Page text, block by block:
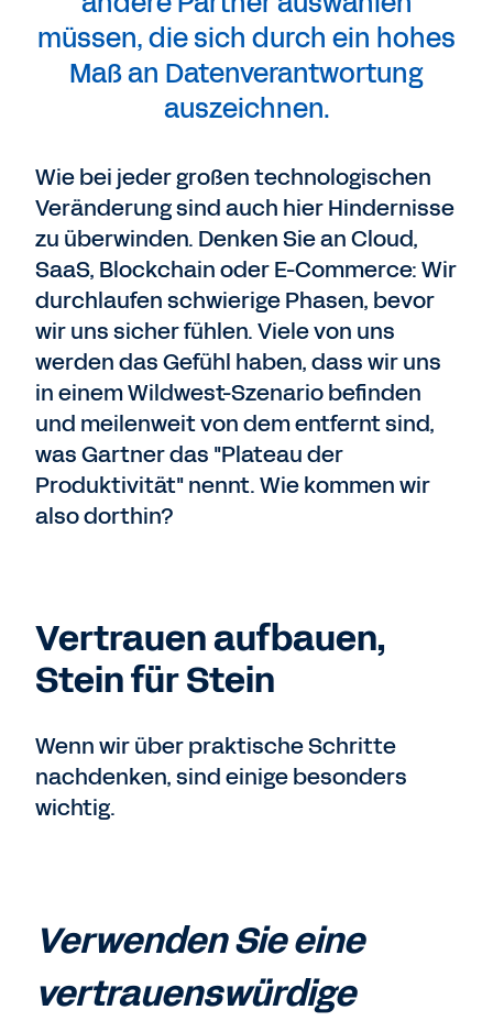
müssen, die sich durch ein hohes
Maß an Datenverantwortung
auszeichnen.
Wie bei jeder großen technologischen
Veränderung sind auch hier Hindernisse
zu überwinden. Denken Sie an Cloud,
SaaS, Blockchain oder E-Commerce: Wir
durchlaufen schwierige Phasen, bevor
wir uns sicher fühlen. Viele von uns
werden das Gefühl haben, dass wir uns
in einem Wildwest-Szenario befinden
und meilenweit von dem entfernt sind,
was Gartner das "Plateau der
Produktivität" nennt. Wie kommen wir
also dorthin?
Vertrauen aufbauen,
Stein für Stein
Wenn wir über praktische Schritte
nachdenken, sind einige besonders
wichtig.
Verwenden Sie eine
vertrauenswürdige